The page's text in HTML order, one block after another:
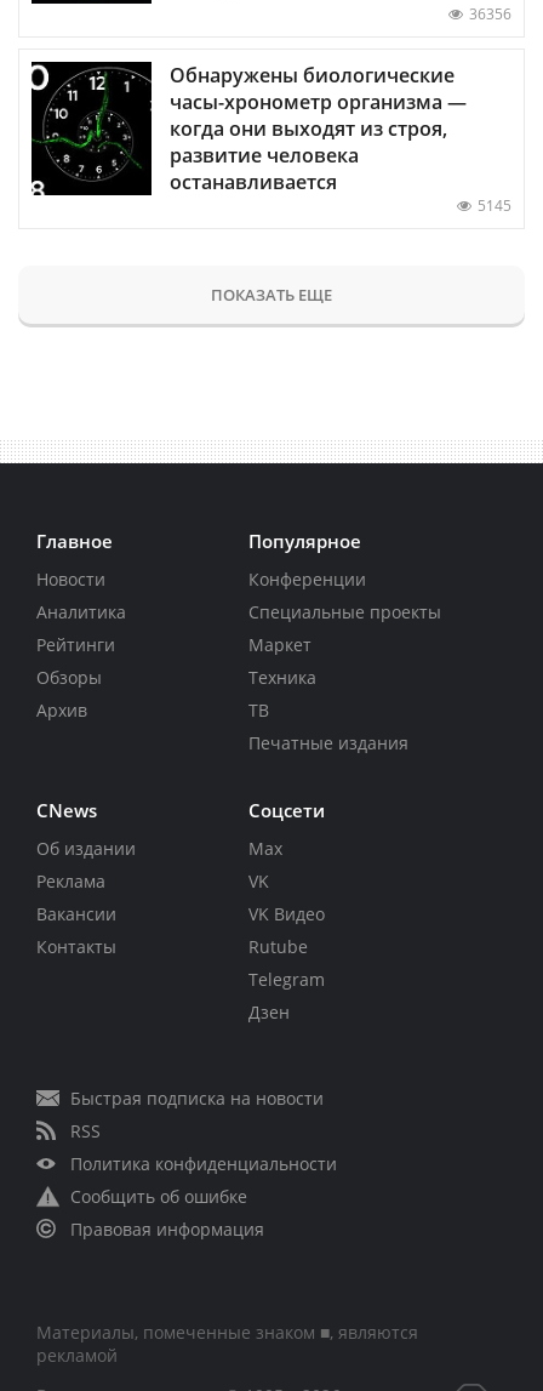
36356
Обнаружены биологические
часы-хронометр организма —
когда они выходят из строя,
развитие человека
останавливается
5145
ПОКАЗАТЬ ЕЩЕ
Главное
Новости
Аналитика
Рейтинги
Обзоры
Архив
Популярное
Конференции
Специальные проекты
Маркет
Техника
ТВ
Печатные издания
CNews
Об издании
Реклама
Вакансии
Контакты
Соцсети
Max
VK
VK Видео
Rutube
Telegram
Дзен
Быстрая подписка на новости
RSS
Политика конфиденциальности
Сообщить об ошибке
Правовая информация
Материалы, помеченные знаком ■, являются
рекламой